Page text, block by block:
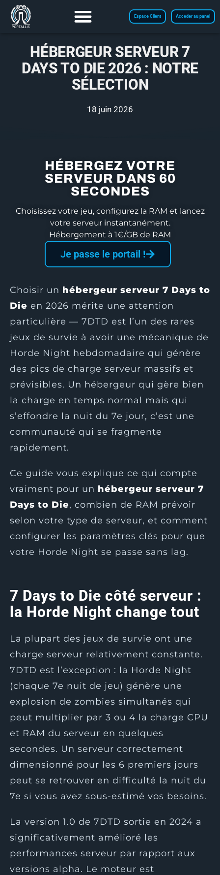
Espace Client Acceder au panel
HÉBERGEUR SERVEUR 7
DAYS TO DIE 2026 : NOTRE
SÉLECTION
18 juin 2026
Choisir un hébergeur serveur 7 Days to
Die en 2026 mérite une attention
particulière — 7DTD est l’un des rares
jeux de survie à avoir une mécanique de
Horde Night hebdomadaire qui génère
des pics de charge serveur massifs et
prévisibles. Un hébergeur qui gère bien
la charge en temps normal mais qui
s’effondre la nuit du 7e jour, c’est une
communauté qui se fragmente
rapidement.
Ce guide vous explique ce qui compte
vraiment pour un hébergeur serveur 7
Days to Die, combien de RAM prévoir
selon votre type de serveur, et comment
configurer les paramètres clés pour que
votre Horde Night se passe sans lag.
7 Days to Die côté serveur :
la Horde Night change tout
La plupart des jeux de survie ont une
charge serveur relativement constante.
7DTD est l’exception : la Horde Night
(chaque 7e nuit de jeu) génère une
explosion de zombies simultanés qui
peut multiplier par 3 ou 4 la charge CPU
et RAM du serveur en quelques
secondes. Un serveur correctement
dimensionné pour les 6 premiers jours
peut se retrouver en difficulté la nuit du
7e si vous avez sous-estimé vos besoins.
La version 1.0 de 7DTD sortie en 2024 a
significativement amélioré les
performances serveur par rapport aux
versions alpha. Le moteur est
HÉBERGEZ VOTRE
SERVEUR DANS 60
SECONDES
Choisissez votre jeu, configurez la RAM et lancez
votre serveur instantanément.
Hébergement à 1€/GB de RAM
Je passe le portail !